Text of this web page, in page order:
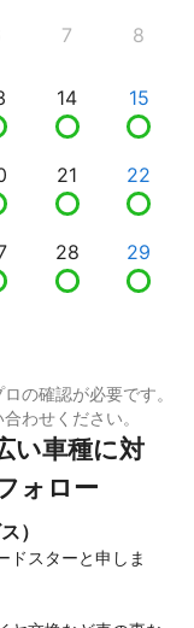
7 8
14 15
21 22
28 29
の確認が必要です。
わせください。
い車種に対
ォロー
）
ドスターと申しま